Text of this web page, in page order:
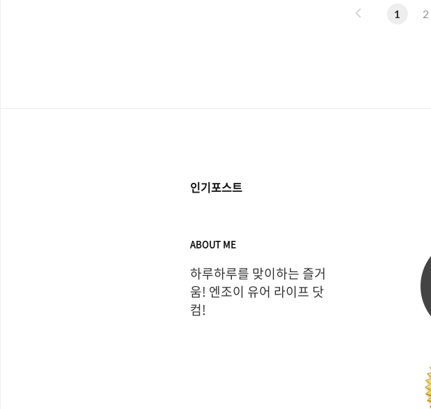
선가 연꽃이 펼쳐져 있는 연못(연지蓮池) 사진을 한
1 2
인기포스트
ABOUT ME
하루하루를 맞이하는 즐거
움! 엔조이 유어 라이프 닷
컴!